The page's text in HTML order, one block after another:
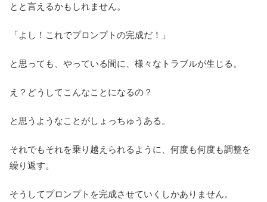
とと言えるかもしれません。
「よし！これでプロンプトの完成だ！」
と思っても、やっている間に、様々なトラブルが生じる。
え？どうしてこんなことになるの？
と思うようなことがしょっちゅうある。
それでもそれを乗り越えられるように、何度も何度も調整を
繰り返す。
そうしてプロンプトを完成させていくしかありません。